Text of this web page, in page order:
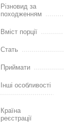
Різновид за
походженням
Вміст порції
Стать
Приймати
Інші особливості
Країна
реєстрації